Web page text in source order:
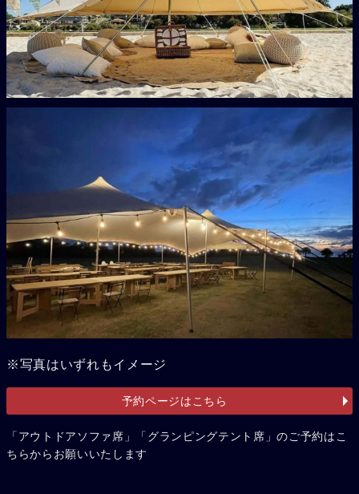
※写真はいずれもイメージ
予約ページはこちら
「アウトドアソファ席」「グランピングテント席」のご予約はこ
ちらからお願いいたします